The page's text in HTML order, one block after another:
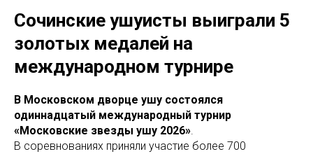
Сочинские ушуисты выиграли 5
золотых медалей на
международном турнире
В Московском дворце ушу состоялся
одиннадцатый международный турнир
«Московские звезды ушу 2026».
В соревнованиях приняли участие более 700